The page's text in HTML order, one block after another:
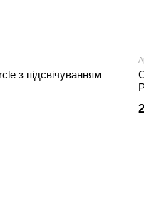
з підсвічуванням